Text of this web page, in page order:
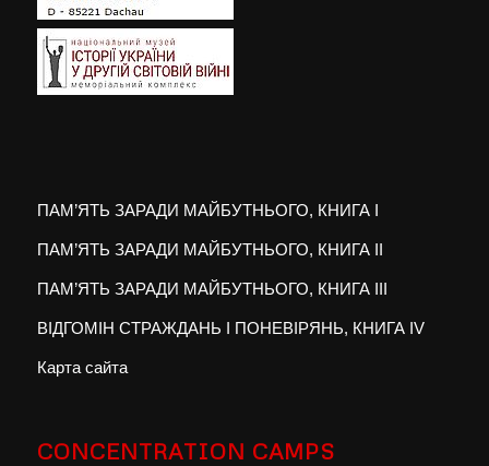
ПАМ’ЯТЬ ЗАРАДИ МАЙБУТНЬОГО, КНИГА I
ПАМ’ЯТЬ ЗАРАДИ МАЙБУТНЬОГО, КНИГА II
ПАМ’ЯТЬ ЗАРАДИ МАЙБУТНЬОГО, КНИГА III
ВІДГОМІН СТРАЖДАНЬ І ПОНЕВІРЯНЬ, КНИГА IV
Карта сайта
CONCENTRATION CAMPS